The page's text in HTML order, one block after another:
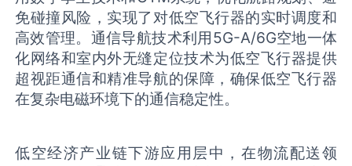
免碰撞风险，实现了对低空飞行器的实时调度和
高效管理。通信导航技术利用5G-A/6G空地一体
化网络和室内外无缝定位技术为低空飞行器提供
超视距通信和精准导航的保障，确保低空飞行器
在复杂电磁环境下的通信稳定性。
低空经济产业链下游应用层中，在物流配送领